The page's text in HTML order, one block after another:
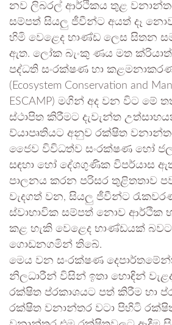
නව ලිබරල් ආර්ථිකය තුළ
සම්පත් සියලු ජීවීන්ට අයත් දෑ
හිමි වෙළෙද භාණ්ඩ ලෙස සිතන
ඇත. ලෝක බැංකු ණය මත
පද්ධති සංරක්ෂණ හා
(Ecosystem Conservation and
ESCAMP) මගින් අද වන විට මේ
ස්ථාපිත කිරීමට දැවැන්ත
ව්යාපෘතියට අනුව රක්ෂිත
ජෛව විවිධත්ව සංරක්ෂණ හෝ
සඳහා හෝ දේශගුණික විපර්යාස
පාලනය කරන පරිසර තුළිතතාව
වැදගත් වන, සියලු ජීවීන්ට
ස්වාභාවික සම්පත් නොව ආර්ථික
කළ හැකි වෙළෙද භාණ්ඩයක්
ගොඩනගමින් තිබේ.
මෙය වන සංරක්ෂණ
නිලධාරීන් විසින් ඉතා හොඳින්
රක්ෂිත ප්රකාශයට පත් කිරීම හා
රක්ෂිත වනාන්තර වටා පිහිටි